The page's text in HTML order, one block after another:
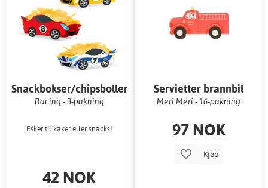
Snackbokser/chipsboller
Racing - 3-pakning
Esker til kaker eller snacks!
42 NOK
Servietter brannbil
Meri Meri - 16-pakning
97 NOK
Kjøp